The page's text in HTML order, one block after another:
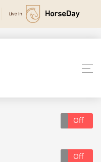
Off
Off